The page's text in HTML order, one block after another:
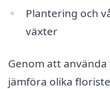
Plantering och
växter
Genom att
jämföra olika